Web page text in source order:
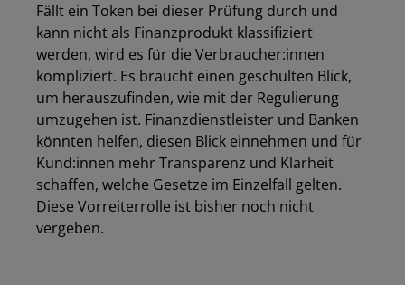
Fällt ein Token bei dieser Prüfung durch und
kann nicht als Finanzprodukt klassifiziert
werden, wird es für die Verbraucher:innen
kompliziert. Es braucht einen geschulten Blick,
um herauszufinden, wie mit der Regulierung
umzugehen ist. Finanzdienstleister und Banken
könnten helfen, diesen Blick einnehmen und für
Kund:innen mehr Transparenz und Klarheit
schaffen, welche Gesetze im Einzelfall gelten.
Diese Vorreiterrolle ist bisher noch nicht
vergeben.